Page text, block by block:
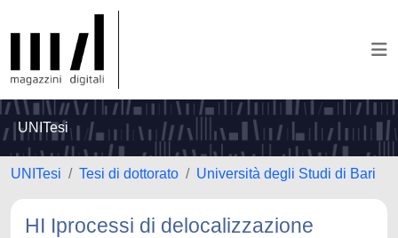
UNITesi
UNITesi Tesi di dottorato Università degli Studi di Bari
HI Iprocessi di delocalizzazione